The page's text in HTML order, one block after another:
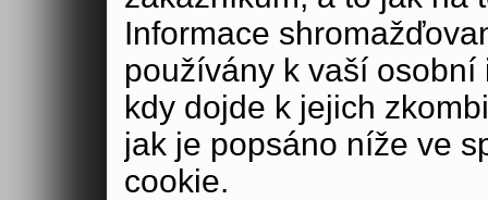
Informace
používány k vaší
kdy dojde k jejich
jak je popsáno níže ve
cookie.